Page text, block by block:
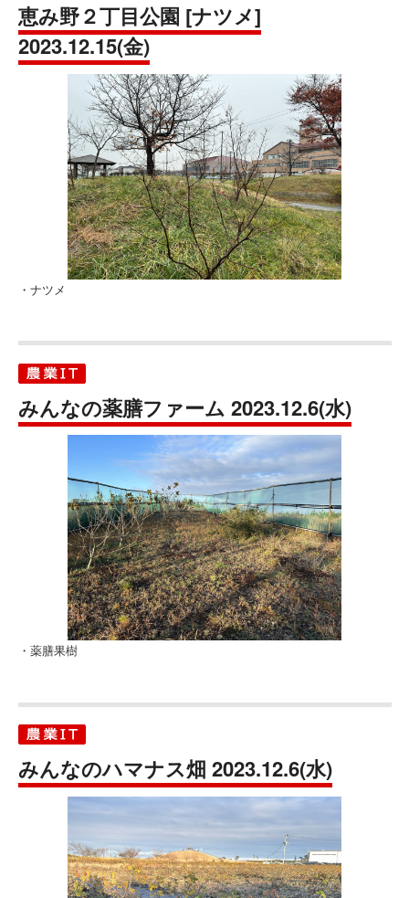
恵み野２丁目公園 [ナツメ]
2023.12.15(金)
・ナツメ
みんなの薬膳ファーム 2023.12.6(水)
・薬膳果樹
みんなのハマナス畑 2023.12.6(水)